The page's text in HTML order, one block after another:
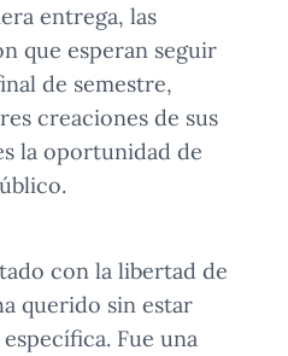
entrega, las
que esperan seguir
de semestre,
creaciones de sus
la oportunidad de
con la libertad de
querido sin estar
Fue una